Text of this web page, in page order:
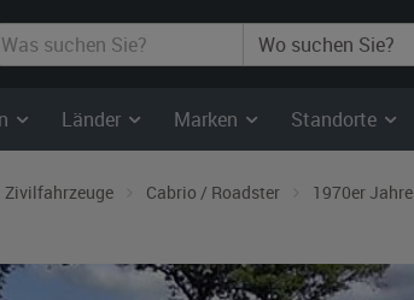
Länder Marken Standorte
Zivilfahrzeuge Cabrio / Roadster 1970er Jahre